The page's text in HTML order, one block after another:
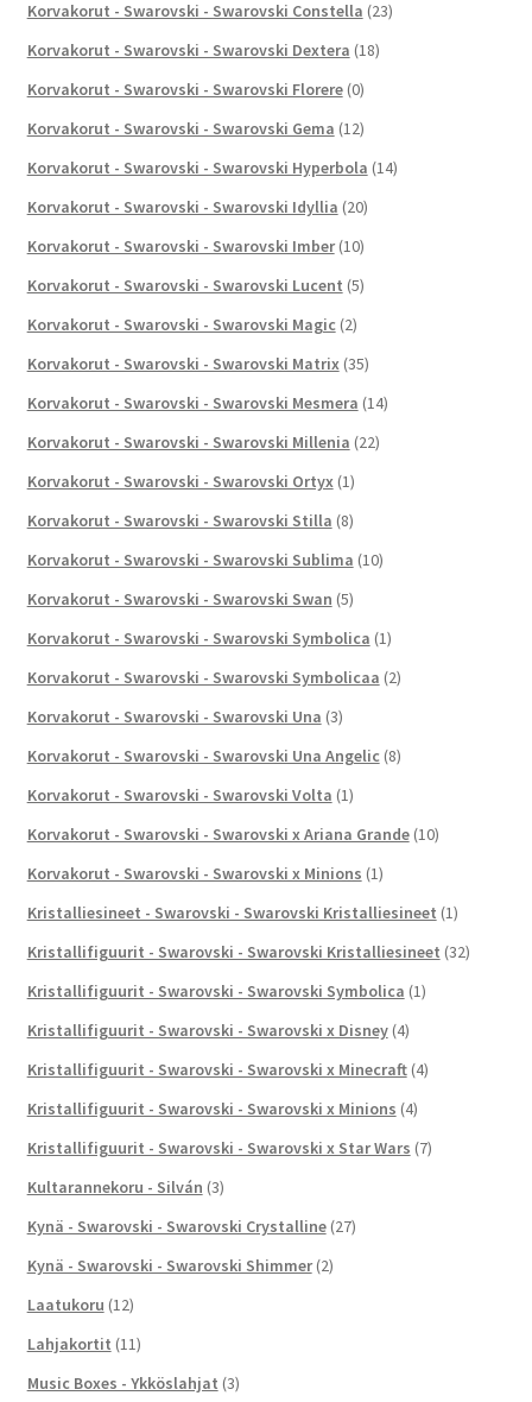
Korvakorut - Swarovski - Swarovski Constella (23)
Korvakorut - Swarovski - Swarovski Dextera (18)
Korvakorut - Swarovski - Swarovski Florere (0)
Korvakorut - Swarovski - Swarovski Gema (12)
Korvakorut - Swarovski - Swarovski Hyperbola (14)
Korvakorut - Swarovski - Swarovski Idyllia (20)
Korvakorut - Swarovski - Swarovski Imber (10)
Korvakorut - Swarovski - Swarovski Lucent (5)
Korvakorut - Swarovski - Swarovski Magic (2)
Korvakorut - Swarovski - Swarovski Matrix (35)
Korvakorut - Swarovski - Swarovski Mesmera (14)
Korvakorut - Swarovski - Swarovski Millenia (22)
Korvakorut - Swarovski - Swarovski Ortyx (1)
Korvakorut - Swarovski - Swarovski Stilla (8)
Korvakorut - Swarovski - Swarovski Sublima (10)
Korvakorut - Swarovski - Swarovski Swan (5)
Korvakorut - Swarovski - Swarovski Symbolica (1)
Korvakorut - Swarovski - Swarovski Symbolicaa (2)
Korvakorut - Swarovski - Swarovski Una (3)
Korvakorut - Swarovski - Swarovski Una Angelic (8)
Korvakorut - Swarovski - Swarovski Volta (1)
Korvakorut - Swarovski - Swarovski x Ariana Grande (10)
Korvakorut - Swarovski - Swarovski x Minions (1)
Kristalliesineet - Swarovski - Swarovski Kristalliesineet (1)
Kristallifiguurit - Swarovski - Swarovski Kristalliesineet (32)
Kristallifiguurit - Swarovski - Swarovski Symbolica (1)
Kristallifiguurit - Swarovski - Swarovski x Disney (4)
Kristallifiguurit - Swarovski - Swarovski x Minecraft (4)
Kristallifiguurit - Swarovski - Swarovski x Minions (4)
Kristallifiguurit - Swarovski - Swarovski x Star Wars (7)
Kultarannekoru - Silván (3)
Kynä - Swarovski - Swarovski Crystalline (27)
Kynä - Swarovski - Swarovski Shimmer (2)
Laatukoru (12)
Lahjakortit (11)
Music Boxes - Ykköslahjat (3)